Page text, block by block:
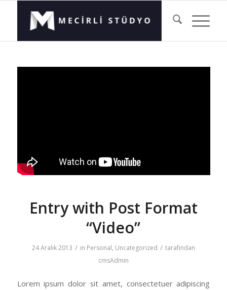
Entry with Post Format
“Video”
24 Aralık 2013 / in Personal, Uncategorized / tarafından
cmsAdmin
Lorem ipsum dolor sit amet, consectetuer adipiscing